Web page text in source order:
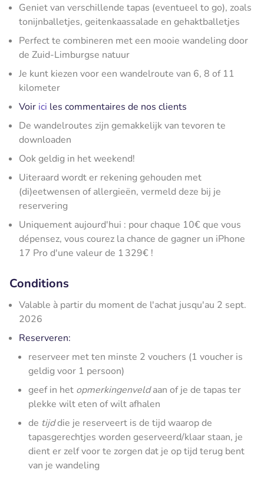
Geniet van verschillende tapas (eventueel to go), zoals
tonijnballetjes, geitenkaassalade en gehaktballetjes
Perfect te combineren met een mooie wandeling door
de Zuid-Limburgse natuur
Je kunt kiezen voor een wandelroute van 6, 8 of 11
kilometer
Voir ici les commentaires de nos clients
De wandelroutes zijn gemakkelijk van tevoren te
downloaden
Ook geldig in het weekend!
Uiteraard wordt er rekening gehouden met
(di)eetwensen of allergieën, vermeld deze bij je
reservering
Uniquement aujourd'hui : pour chaque 10€ que vous
dépensez, vous courez la chance de gagner un iPhone
17 Pro d'une valeur de 1 329€ !
Conditions
Valable à partir du moment de l'achat jusqu'au 2 sept.
2026
Reserveren:
reserveer met ten minste 2 vouchers (1 voucher is
geldig voor 1 persoon)
geef in het opmerkingenveldaan of je de tapas ter
plekke wilt eten of wilt afhalen
de tijddie je reserveert is de tijd waarop de
tapasgerechtjes worden geserveerd/klaar staan, je
dient er zelf voor te zorgen dat je op tijd terug bent
van je wandeling